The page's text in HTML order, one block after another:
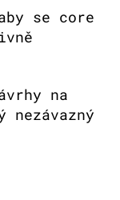
se core
na
nezávazný